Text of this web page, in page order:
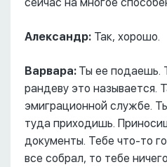
Александр: Так, хорошо.
Варвара: Ты ее подаешь.
рандеву это называется.
эмиграционной службе.
туда приходишь.
документы. Тебе что-то
все собрал, то тебе